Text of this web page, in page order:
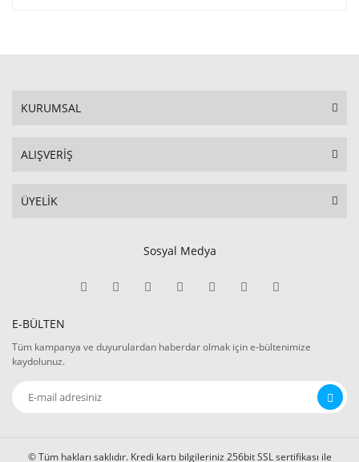
KURUMSAL
ALIŞVERİŞ
ÜYELİK
Sosyal Medya
E-BÜLTEN
Tüm kampanya ve duyurulardan haberdar olmak için e-bültenimize
kaydolunuz.
© Tüm hakları saklıdır. Kredi kartı bilgileriniz 256bit SSL sertifikası ile